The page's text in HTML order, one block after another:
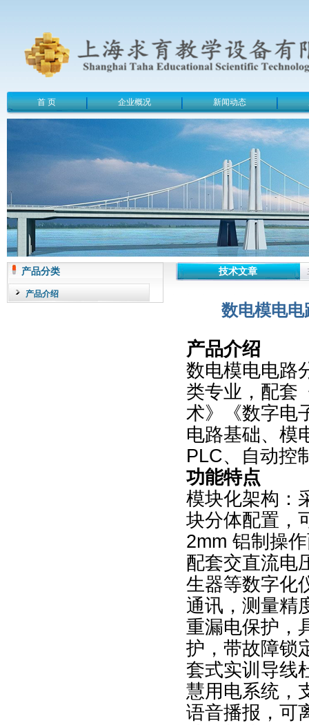
首 页 企业概况 新闻动态
产品分类
产品介绍
技术文章
数电模电
产品介绍
数电模电电路
类专业，配套
术》《数字电
电路基础、模
PLC、自动控
功能特点
模块化架构：
块分体配置，
2mm 铝制操
配套交直流电
生器等数字化
通讯，测量精
重漏电保护，
护，带故障锁
套式实训导线
慧用电系统，
语音播报，可